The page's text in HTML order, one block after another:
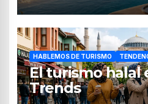
HABLEMOS DE TURISMO
El turismo halal
Trends